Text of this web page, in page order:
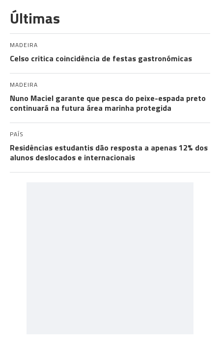
Últimas
MADEIRA
Celso critica coincidência de festas gastronómicas
MADEIRA
Nuno Maciel garante que pesca do peixe-espada preto
continuará na futura área marinha protegida
PAÍS
Residências estudantis dão resposta a apenas 12% dos
alunos deslocados e internacionais